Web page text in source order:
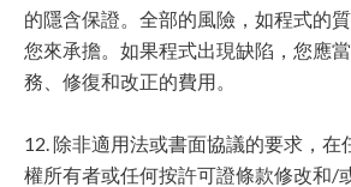
的隱含保證。全部的風險，如程式的
您來承擔。如果程式出現缺陷，您應
務、修復和改正的費用。
12. 除非適用法或書面協議的要求，在
權所有者或任何按許可證條款修改和/